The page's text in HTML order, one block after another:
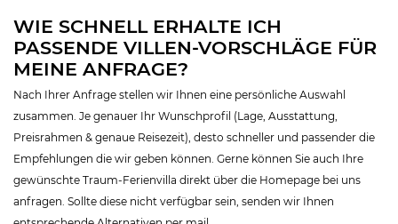
WIE SCHNELL ERHALTE ICH
PASSENDE VILLEN-VORSCHLÄGE FÜR
MEINE ANFRAGE?
Nach Ihrer Anfrage stellen wir Ihnen eine persönliche Auswahl
zusammen. Je genauer Ihr Wunschprofil (Lage, Ausstattung,
Preisrahmen & genaue Reisezeit), desto schneller und passender die
Empfehlungen die wir geben können. Gerne können Sie auch Ihre
gewünschte Traum-Ferienvilla direkt über die Homepage bei uns
anfragen. Sollte diese nicht verfügbar sein, senden wir Ihnen